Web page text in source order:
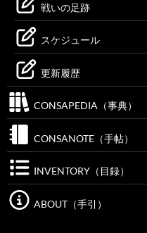
戦いの足跡
スケジュール
更新履歴
CONSAPEDIA（事典）
CONSANOTE（手帖）
INVENTORY（目録）
ABOUT（手引）